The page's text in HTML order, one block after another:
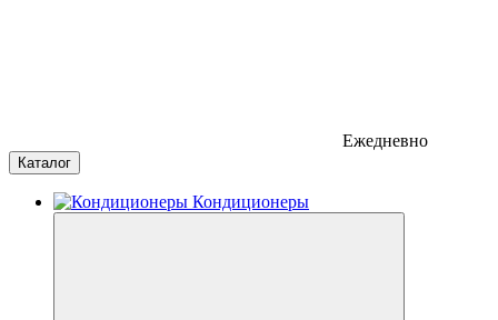
Ежедневно
Каталог
Кондиционеры